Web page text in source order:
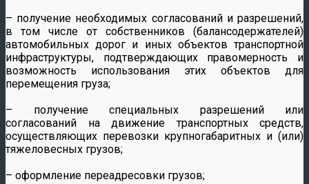
– получение необходимых согласований и разрешений,
в том числе от собственников (балансодержателей)
автомобильных дорог и иных объектов транспортной
инфраструктуры, подтверждающих правомерность и
возможность использования этих объектов для
перемещения груза;
– получение специальных разрешений или
согласований на движение транспортных средств,
осуществляющих перевозки крупногабаритных и (или)
тяжеловесных грузов;
– оформление переадресовки грузов;